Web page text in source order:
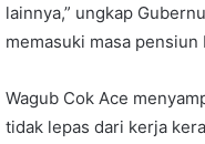
lainnya,” ungkap
memasuki masa
Wagub Cok Ace
tidak lepas dari kerja